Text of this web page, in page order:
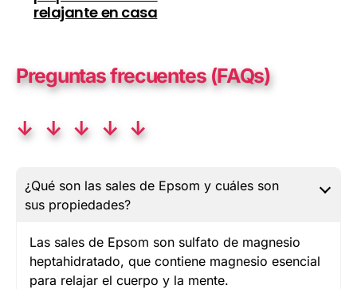
relajante en casa
Preguntas frecuentes (FAQs)
↓ ↓ ↓ ↓ ↓
¿Qué son las sales de Epsom y cuáles son
sus propiedades?
Las sales de Epsom son sulfato de magnesio
heptahidratado, que contiene magnesio esencial
para relajar el cuerpo y la mente.